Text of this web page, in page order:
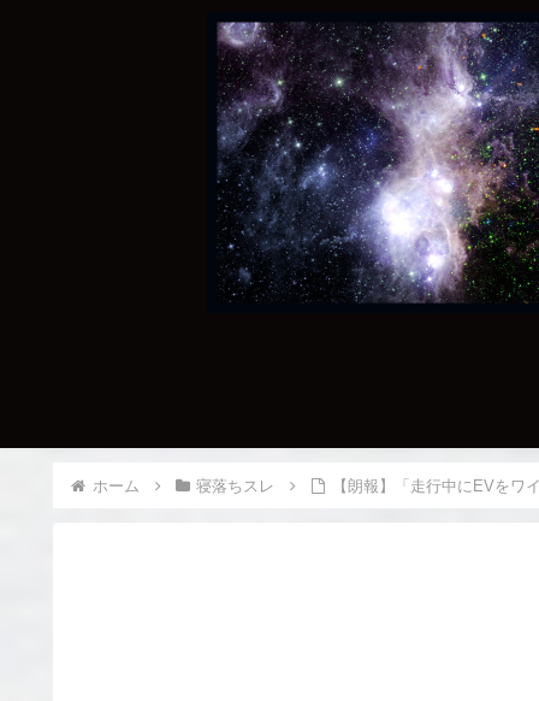
ホーム 寝落ちスレ 【朗報】「走行中にEVをワ